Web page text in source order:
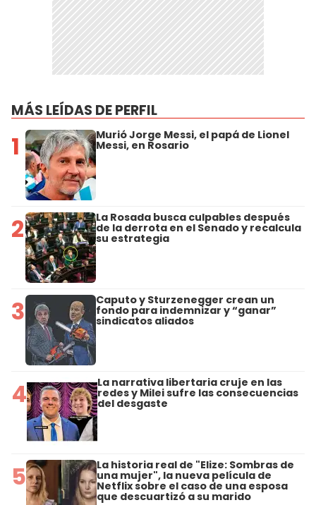
MÁS LEÍDAS DE PERFIL
1 Murió Jorge Messi, el papá de Lionel
Messi, en Rosario
2 La Rosada busca culpables después
de la derrota en el Senado y recalcula
su estrategia
3 Caputo y Sturzenegger crean un
fondo para indemnizar y “ganar”
sindicatos aliados
4 La narrativa libertaria cruje en las
redes y Milei sufre las consecuencias
del desgaste
5 La historia real de "Elize: Sombras de
una mujer", la nueva película de
Netflix sobre el caso de una esposa
que descuartizó a su marido